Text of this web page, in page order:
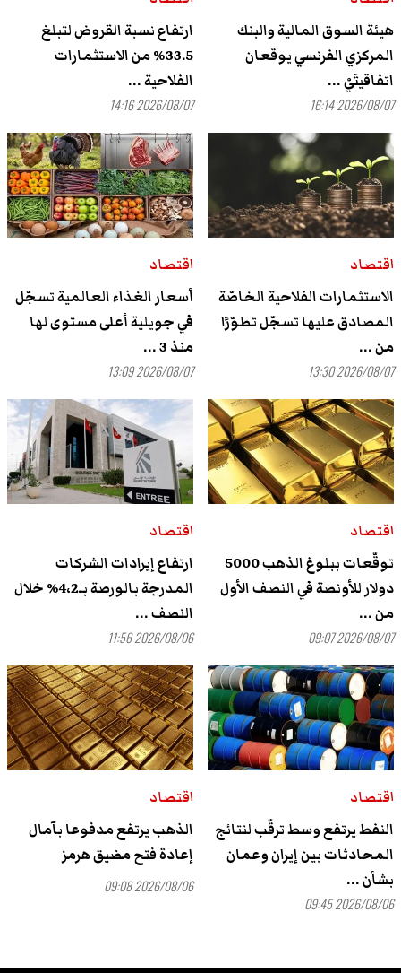
هيئة السوق المالية والبنك
المركزي الفرنسي يوقعان
اتفاقيتَيْ ...
2026/08/07 16:14
ارتفاع نسبة القروض لتبلغ
33.5% من الاستثمارات
الفلاحية ...
2026/08/07 14:16
اقتصاد
الاستثمارات الفلاحية الخاصّة
المصادق عليها تسجّل تطوّرًا
من ...
2026/08/07 13:30
اقتصاد
أسعار الغذاء العالمية تسجّل
في جويلية أعلى مستوى لها
منذ 3 ...
2026/08/07 13:09
اقتصاد
توقّعات ببلوغ الذهب 5000
دولار للأونصة في النصف الأول
من ...
2026/08/07 09:07
اقتصاد
ارتفاع إيرادات الشركات
المدرجة بالورصة بـ4،2% خلال
النصف ...
2026/08/06 11:56
اقتصاد
النفط يرتفع وسط ترقّب لنتائج
المحادثات بين إيران وعمان
بشأن ...
2026/08/06 09:45
اقتصاد
الذهب يرتفع مدفوعا بآمال
إعادة فتح مضيق هرمز
2026/08/06 09:08